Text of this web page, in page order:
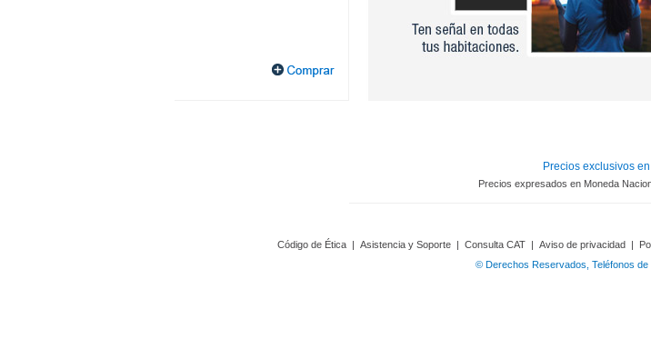
Precios exclusivos
Precios expresados en Moneda
Código de Ética | Asistencia y Soporte | Consulta CAT | Aviso de privacidad |
© Derechos Reservados, Teléfonos de